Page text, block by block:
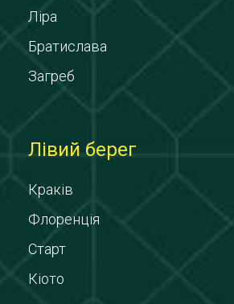
Ліра
Братислава
Загреб
Лівий берег
Краків
Флоренція
Старт
Кіото